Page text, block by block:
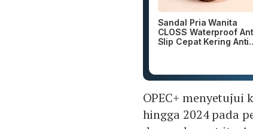
Sandal Pria Wanita
CLOSS Waterproof
Slip Cepat Kering
OPEC+ menyetujui
hingga 2024 pada